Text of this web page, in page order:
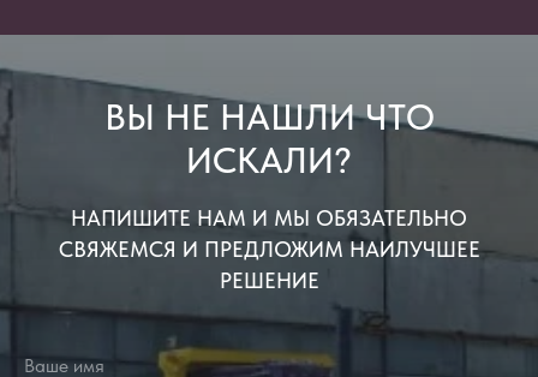
ВЫ НЕ НАШЛИ ЧТО
ИСКАЛИ?
НАПИШИТЕ НАМ И МЫ ОБЯЗАТЕЛЬНО
СВЯЖЕМСЯ И ПРЕДЛОЖИМ НАИЛУЧШЕЕ
РЕШЕНИЕ